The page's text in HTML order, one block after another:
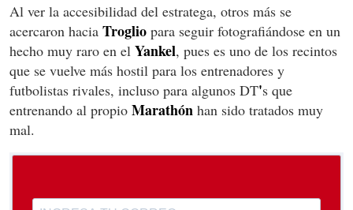
Al ver la accesibilidad del estratega, otros más se
acercaron hacia Troglio para seguir fotografiándose en un
hecho muy raro en el Yankel, pues es uno de los recintos
que se vuelve más hostil para los entrenadores y
futbolistas rivales, incluso para algunos DT's que
entrenando al propio Marathón han sido tratados muy
mal.